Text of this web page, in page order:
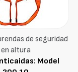
de seguridad
en altura
Model